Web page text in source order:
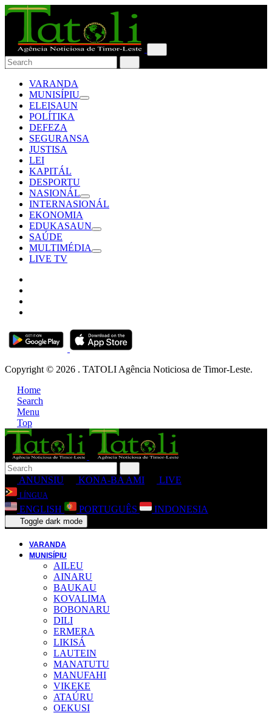
VARANDA
MUNISÍPIU
ELEISAUN
POLÍTIKA
DEFEZA
SEGURANSA
JUSTISA
LEI
KAPITÁL
DESPORTU
NASIONÁL
INTERNASIONÁL
EKONOMIA
EDUKASAUN
SAÚDE
MULTIMÉDIA
LIVE TV
Copyright © 2026 . TATOLI Agência Noticiosa de Timor-Leste.
Home
Search
Menu
Top
ANUNSIU KONA-BA AMI LIVE
LÍNGUA
ENGLISH PORTUGUÊS INDONESIA
Toggle dark mode
VARANDA
MUNISÍPIU
AILEU
AINARU
BAUKAU
KOVALIMA
BOBONARU
DILI
ERMERA
LIKISÁ
LAUTEIN
MANATUTU
MANUFAHI
VIKEKE
ATAÚRU
OEKUSI